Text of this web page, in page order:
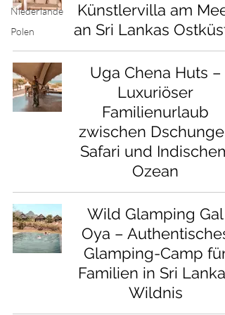
Niederlande
Polen
Künstlervilla am Meer
an Sri Lankas
Uga Chena Huts –
Luxuriöser
Familienurlaub
zwischen Dschungel,
Safari und Indischem
Ozean
Wild Glamping Gal
Oya – Authentisches
Glamping-Camp für
Familien in Sri Lankas
Wildnis